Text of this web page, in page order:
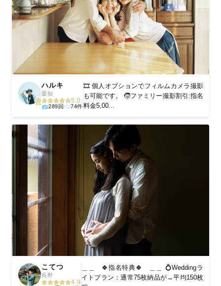
ハルキ
愛知
5.0
289回 74件
🎞️ 個人オプションでフィルムカメラ撮影
も可能です。 🧒ファミリー撮影割引:指名
料金5,00...
こてつ
長野
4.9
＿＿ 🍀指名特典🍀 ＿＿ 💍Weddingラ
イトプラン：通常75枚納品が→平均150枚